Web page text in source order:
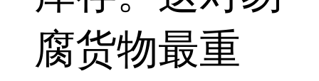
腐货物最重